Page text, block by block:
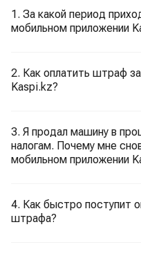
1. За какой период
мобильном приложении
2. Как оплатить штраф
Kaspi.kz?
3. Я продал машину в
налогам. Почему мне
мобильном приложении
4. Как быстро поступит
штрафа?